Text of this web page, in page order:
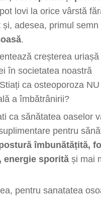
lovi la orice vârstă
și, adesea, primul semn
.
creșterea uriașă
în societatea noastră
ca osteoporoza
a îmbătrânirii?
ca sănătatea oaselor
pentru
îmbunătățită,
energie sporită și mai
pentru sanatatea